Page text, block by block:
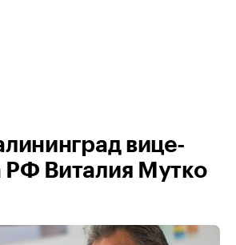
вице-
РФ Виталия Мутко